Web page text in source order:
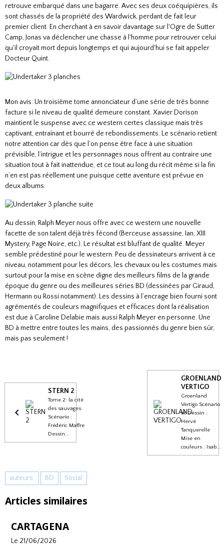
retrouve embarqué dans une bagarre. Avec ses deux coéquipières, ils
sont chassés de la propriété des Wardwick, perdant de fait leur
premier client. En cherchant à en savoir davantage sur l'Ogre de Sutter
Camp, Jonas va déclencher une chasse à l'homme pour retrouver celui
qu'il croyait mort depuis longtemps et qui aujourd'hui se fait appeler
Docteur Quint.
Mon avis: Un troisième tome annonciateur d’une série de très bonne
facture si le niveau de qualité demeure constant. Xavier Dorison
maintient le suspense avec ce western certes classique mais très
captivant, entraînant et bourré de rebondissements. Le scénario retient
notre attention car dès que l’on pense être face à une situation
prévisible, l’intrigue et les personnages nous offrent au contraire une
situation tout à fait inattendue, et ce tout au long du récit même si la fin
n’en est pas réellement une puisque cette aventure est prévue en
deux albums.
Au dessin, Ralph Meyer nous offre avec ce western une nouvelle
facette de son talent déjà très fécond (Berceuse assassine, Ian, XIII
Mystery, Page Noire, etc.). Le résultat est bluffant de qualité. Meyer
semble prédestiné pour le western. Peu de dessinateurs arrivent à ce
niveau, notamment pour les décors, les chevaux ou les costumes mais
surtout pour la mise en scène digne des meilleurs films de la grande
époque du genre ou des meilleures séries BD (dessinées par Giraud,
Hermann ou Rossi notamment). Les dessins à l’encrage bien fourni sont
agrémentés de couleurs magnifiques et efficaces dont la réalisation
est due à Caroline Delabie mais aussi Ralph Meyer en personne. Une
BD à mettre entre toutes les mains, des passionnés du genre bien sûr,
mais pas seulement !
STERN 2
Tome 2: la cité
des sauvages.
Scénario :
Frédéric Maffre
Dessin...
GROENLAND
VERTIGO
Groenland
Vertigo Scénario
et Dessin :
Hervé
Tanquerelle
Mise en
couleurs : Isab...
auteurs. BD Social
Articles similaires
CARTAGENA
Le 21/06/2026